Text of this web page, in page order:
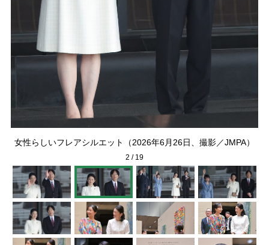
女性らしいフレアシルエット（2026年6月26日、撮影／JMPA）
2 / 19